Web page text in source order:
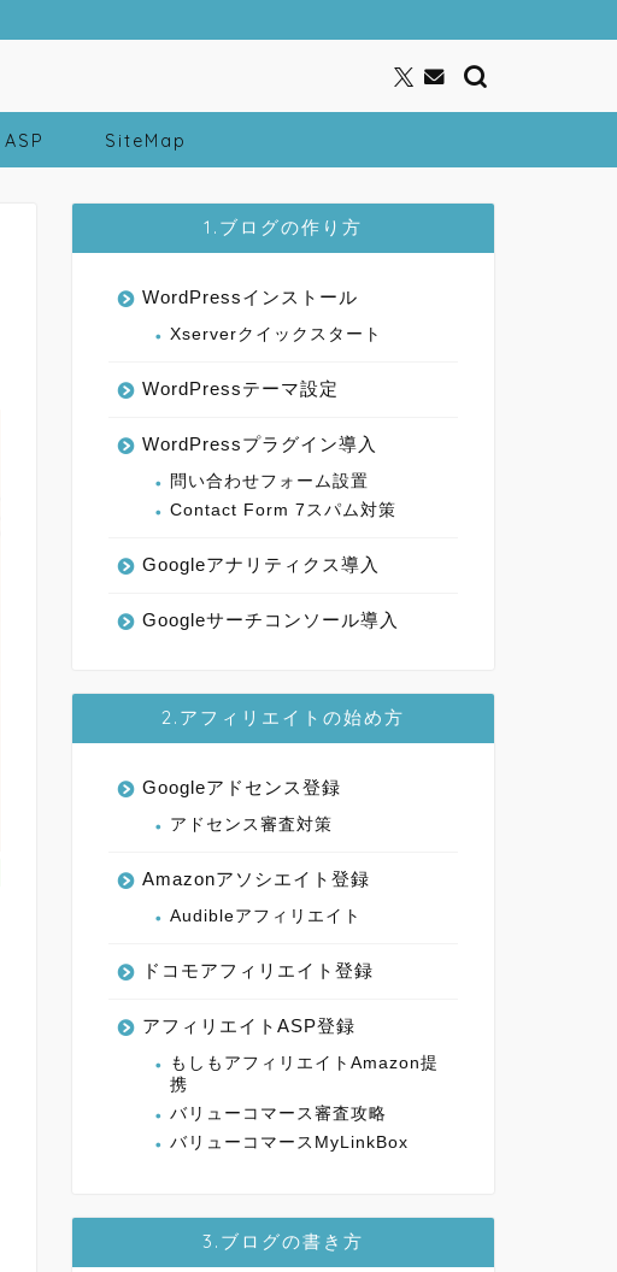
ASP SiteMap
1.ブログの作り方
WordPressインストール
Xserverクイックスタート
WordPressテーマ設定
WordPressプラグイン導入
問い合わせフォーム設置
Contact Form 7スパム対策
Googleアナリティクス導入
Googleサーチコンソール導入
2.アフィリエイトの始め方
Googleアドセンス登録
アドセンス審査対策
Amazonアソシエイト登録
Audibleアフィリエイト
ドコモアフィリエイト登録
アフィリエイトASP登録
もしもアフィリエイトAmazon提
携
バリューコマース審査攻略
バリューコマースMyLinkBox
3.ブログの書き方